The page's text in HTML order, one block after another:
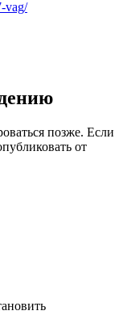
vag/
позже. Если
от